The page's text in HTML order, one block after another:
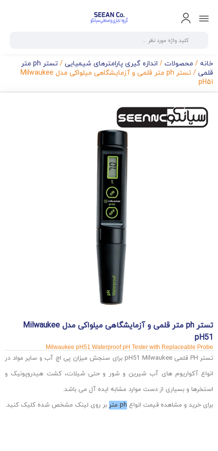
خانه / محصولات / اندازه گیری پارامترهای شیمیایی /
تستر ph متر
قلمی
/ تستر ph متر قلمی و آزمایشگاهی میلواکی مدل Milwaukee
pH51
تستر ph متر قلمی و آزمایشگاهی میلواکی مدل Milwaukee
pH51
Milwaukee pH51 Waterproof pH Tester with Replaceable Probe
تستر PH قلمی pH51 Milwaukee برای سنجش میزان پی اچ آب و سایر مواد در
انواع آکواریوم های آب شیرین و شور و حتی شیلات، کشت هیدروپونیک و
استخرها و بسیاری از دست موارد مشابه ایده آل می باشد.
برای خرید و مشاهده قیمت انواع ph متر بر روی لینک مشخص شده کلیک کنید.